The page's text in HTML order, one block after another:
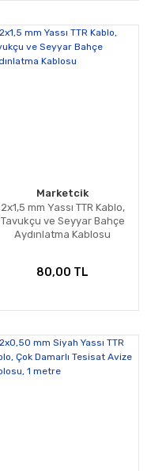
Marketcik
2x1,5 mm Yassı TTR Kablo,
Tavukçu ve Seyyar Bahçe
Aydınlatma Kablosu
80,00 TL